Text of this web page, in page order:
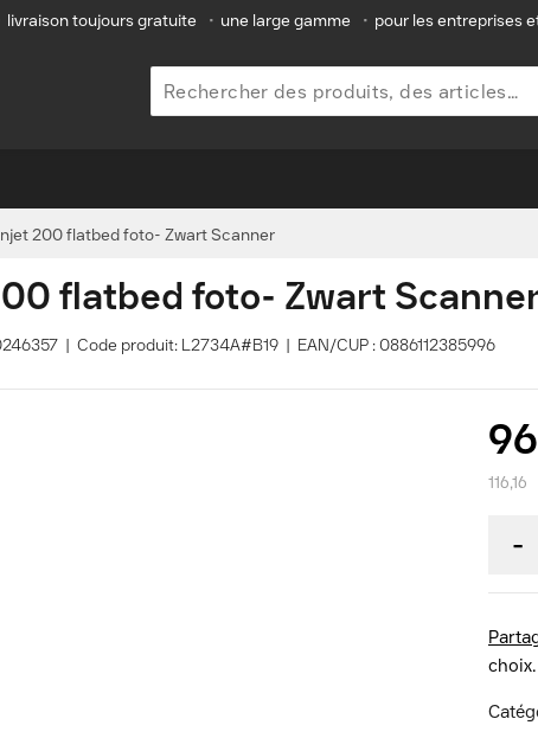
livraison toujours gratuite • une large gamme • pour les entreprises
200 flatbed foto- Zwart Scanner
flatbed foto- Zwart
| Code produit: L2734A#B19 | EAN/CUP : 0886112385996
116,16
-
choix.